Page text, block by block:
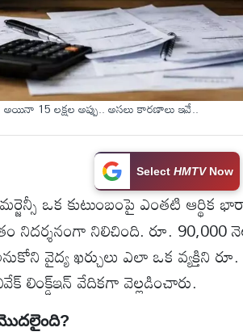
15 లక్షల అప్పు.. అసలు కారణాలు ఇవే..
SelectHMTVNow
ఒక కుటుంబంపై ఎంతటి ఆర్థిక
నిదర్శనంగా నిలిచింది. రూ. 90,000
వైద్య ఖర్చులు ఎలా ఒక వ్యక్తిని
లింక్డ్‌ఇన్ వేదికగా వెల్లడించారు.
మొదలైంది?